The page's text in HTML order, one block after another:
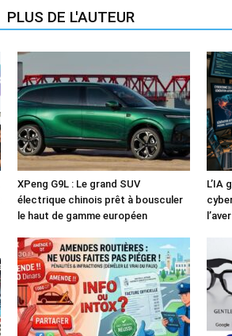
PLUS DE L'AUTEUR
XPeng G9L : Le grand SUV
électrique chinois prêt à bousculer
le haut de gamme européen
L’IA